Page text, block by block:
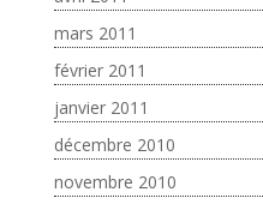
mars 2011
février 2011
janvier 2011
décembre 2010
novembre 2010